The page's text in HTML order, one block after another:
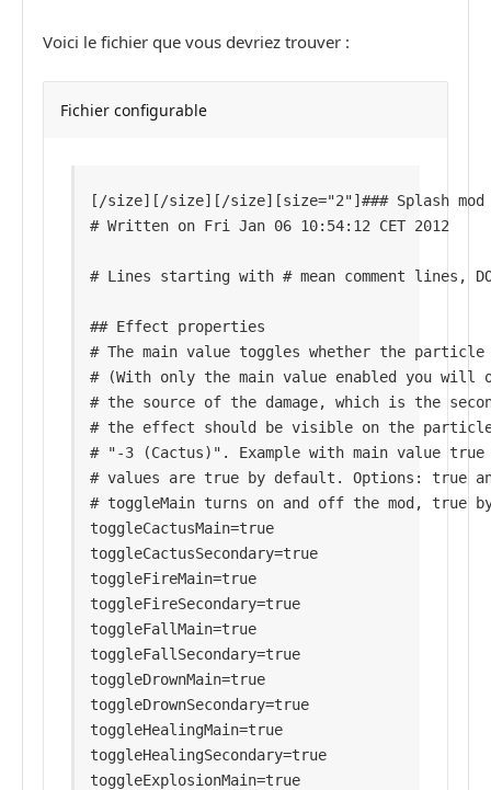
Voici le fichier que vous devriez trouver :
Fichier configurable
[/size][/size][/size][size="2"]### Splash mod
# Written on Fri Jan 06 10:54:12 CET 2012
# Lines starting with # mean comment lines,
## Effect properties
# The main value toggles whether the
# (With only the main value enabled you will
# the source of the damage, which is the
# the effect should be visible on the
# "-3 (Cactus)". Example with main value
# values are true by default. Options: true
# toggleMain turns on and off the mod, true
toggleCactusMain=true
toggleCactusSecondary=true
toggleFireMain=true
toggleFireSecondary=true
toggleFallMain=true
toggleFallSecondary=true
toggleDrownMain=true
toggleDrownSecondary=true
toggleHealingMain=true
toggleHealingSecondary=true
toggleExplosionMain=true